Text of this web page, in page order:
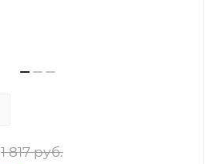
1 817руб.